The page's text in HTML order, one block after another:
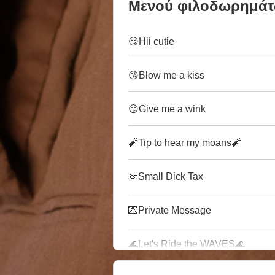
Μενού
😏Hii cutie
😘Blow me a kiss
😏Give me a wink
🧨Tip to hear my moans🧨
🤏Small Dick Tax
💌Private Message
🌊Let's Ride the WAVES🌊